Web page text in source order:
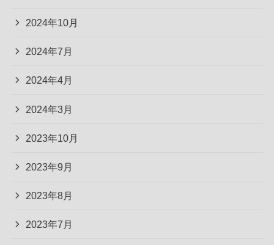
2024年10月
2024年7月
2024年4月
2024年3月
2023年10月
2023年9月
2023年8月
2023年7月